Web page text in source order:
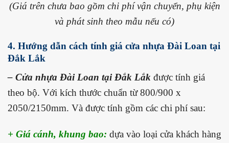
(Giá trên chưa bao gồm chi phí vận chuyển, phụ kiện
và phát sinh theo mẫu nếu có)
4. Hướng dẫn cách tính giá cửa nhựa Đài Loan tại
Đắk Lắk
– Cửa nhựa Đài Loan tại Đắk Lắk được tính giá
theo bộ. Với kích thước chuẩn từ 800/900 x
2050/2150mm. Và được tính gồm các chi phí sau:
+ Giá cánh, khung bao: dựa vào loại cửa khách hàng